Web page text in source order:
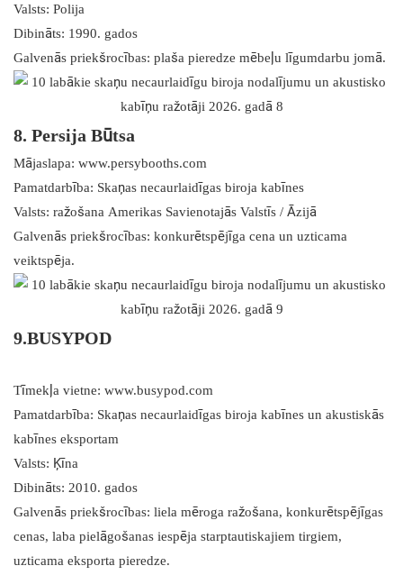
Valsts: Polija
Dibināts: 1990. gados
Galvenās priekšrocības: plaša pieredze mēbeļu līgumdarbu jomā.
8. Persija Būtsa
Mājaslapa: www.persybooths.com
Pamatdarbība: Skaņas necaurlaidīgas biroja kabīnes
Valsts: ražošana Amerikas Savienotajās Valstīs / Āzijā
Galvenās priekšrocības: konkurētspējīga cena un uzticama
veiktspēja.
9.BUSYPOD
Tīmekļa vietne: www.busypod.com
Pamatdarbība: Skaņas necaurlaidīgas biroja kabīnes un akustiskās
kabīnes eksportam
Valsts: Ķīna
Dibināts: 2010. gados
Galvenās priekšrocības: liela mēroga ražošana, konkurētspējīgas
cenas, laba pielāgošanas iespēja starptautiskajiem tirgiem,
uzticama eksporta pieredze.